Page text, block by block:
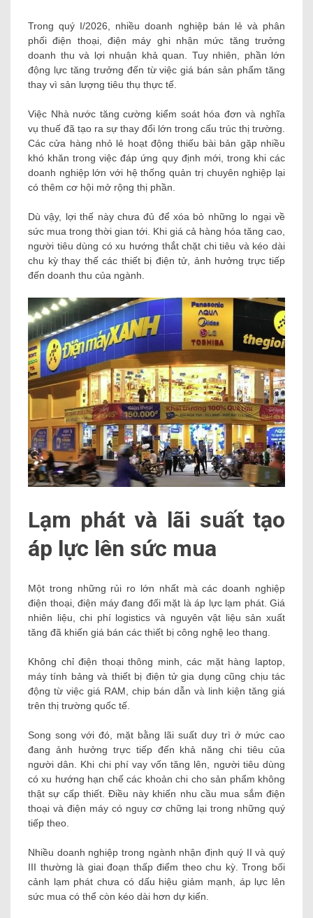
Trong quý I/2026, nhiều doanh nghiệp bán lẻ và phân
phối điện thoại, điện máy ghi nhận mức tăng trưởng
doanh thu và lợi nhuận khả quan. Tuy nhiên, phần lớn
động lực tăng trưởng đến từ việc giá bán sản phẩm tăng
thay vì sản lượng tiêu thụ thực tế.
Việc Nhà nước tăng cường kiểm soát hóa đơn và nghĩa
vụ thuế đã tạo ra sự thay đổi lớn trong cấu trúc thị trường.
Các cửa hàng nhỏ lẻ hoạt động thiếu bài bản gặp nhiều
khó khăn trong việc đáp ứng quy định mới, trong khi các
doanh nghiệp lớn với hệ thống quản trị chuyên nghiệp lại
có thêm cơ hội mở rộng thị phần.
Dù vậy, lợi thế này chưa đủ để xóa bỏ những lo ngại về
sức mua trong thời gian tới. Khi giá cả hàng hóa tăng cao,
người tiêu dùng có xu hướng thắt chặt chi tiêu và kéo dài
chu kỳ thay thế các thiết bị điện tử, ảnh hưởng trực tiếp
đến doanh thu của ngành.
Lạm phát và lãi suất tạo
áp lực lên sức mua
Một trong những rủi ro lớn nhất mà các doanh nghiệp
điện thoại, điện máy đang đối mặt là áp lực lạm phát. Giá
nhiên liệu, chi phí logistics và nguyên vật liệu sản xuất
tăng đã khiến giá bán các thiết bị công nghệ leo thang.
Không chỉ điện thoại thông minh, các mặt hàng laptop,
máy tính bảng và thiết bị điện tử gia dụng cũng chịu tác
động từ việc giá RAM, chip bán dẫn và linh kiện tăng giá
trên thị trường quốc tế.
Song song với đó, mặt bằng lãi suất duy trì ở mức cao
đang ảnh hưởng trực tiếp đến khả năng chi tiêu của
người dân. Khi chi phí vay vốn tăng lên, người tiêu dùng
có xu hướng hạn chế các khoản chi cho sản phẩm không
thật sự cấp thiết. Điều này khiến nhu cầu mua sắm điện
thoại và điện máy có nguy cơ chững lại trong những quý
tiếp theo.
Nhiều doanh nghiệp trong ngành nhận định quý II và quý
III thường là giai đoạn thấp điểm theo chu kỳ. Trong bối
cảnh lạm phát chưa có dấu hiệu giảm mạnh, áp lực lên
sức mua có thể còn kéo dài hơn dự kiến.